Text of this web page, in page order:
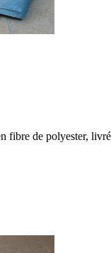
fibre de polyester,